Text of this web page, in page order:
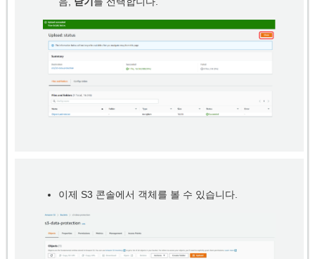
이제 S3 콘솔에서 객체를 볼 수 있습니다.